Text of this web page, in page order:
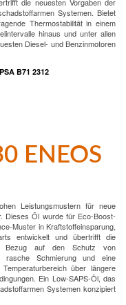
Systemen. Bietet
Thermostabilität in einem
hinaus und unter allen
Diesel- und Benzinmotoren
B71 2312
ENEOS
Leistungsmustern für neue
Dieses Öl wurde für Eco-Boost-
Muster in Kraftstoffeinsparung,
entwickelt und übertrifft die
Bezug auf den Schutz von
rasche Schmierung und eine
über längere
Ein Low-SAPS-Öl, das
Systemen konzipiert